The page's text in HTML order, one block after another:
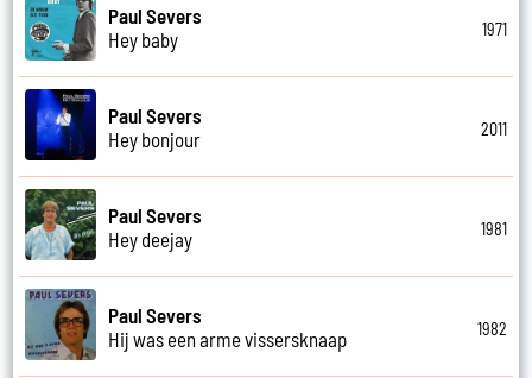
Paul Severs
Hey baby
1971
Paul Severs
Hey bonjour
2011
Paul Severs
Hey deejay
1981
Paul Severs
Hij was een arme vissersknaap
1982